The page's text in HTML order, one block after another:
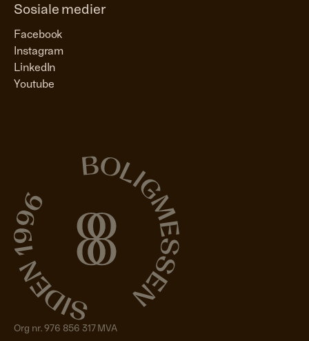
Sosiale medier
Facebook
Instagram
LinkedIn
Youtube
Org nr. 976 856 317 MVA